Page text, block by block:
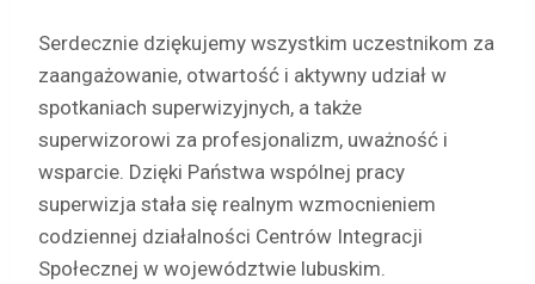
Serdecznie dziękujemy wszystkim uczestnikom za
zaangażowanie, otwartość i aktywny udział w
spotkaniach superwizyjnych, a także
superwizorowi za profesjonalizm, uważność i
wsparcie. Dzięki Państwa wspólnej pracy
superwizja stała się realnym wzmocnieniem
codziennej działalności Centrów Integracji
Społecznej w województwie lubuskim.